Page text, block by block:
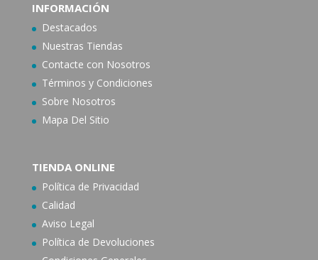
INFORMACIÓN
Destacados
Nuestras Tiendas
Contacte con Nosotros
Términos y Condiciones
Sobre Nosotros
Mapa Del Sitio
TIENDA ONLINE
Política de Privacidad
Calidad
Aviso Legal
Política de Devoluciones